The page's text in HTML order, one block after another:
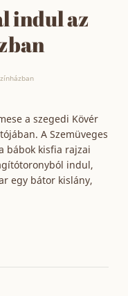
indul az
a szegedi Kövér
A Szemüveges
bábok kisfia rajzai
indul,
egy bátor kislány,